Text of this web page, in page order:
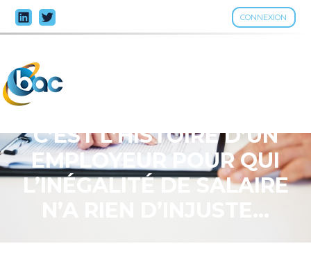
CONNEXION
Aller
au
C’EST L’HISTOIRE D’UN
EMPLOYEUR POUR QUI
L’INÉGALITÉ DE SALAIRE
N’A RIEN D’INJUSTE…